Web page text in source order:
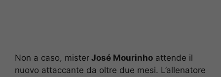
Non a caso, mister José Mourinho attende il
nuovo attaccante da oltre due mesi. L’allenatore